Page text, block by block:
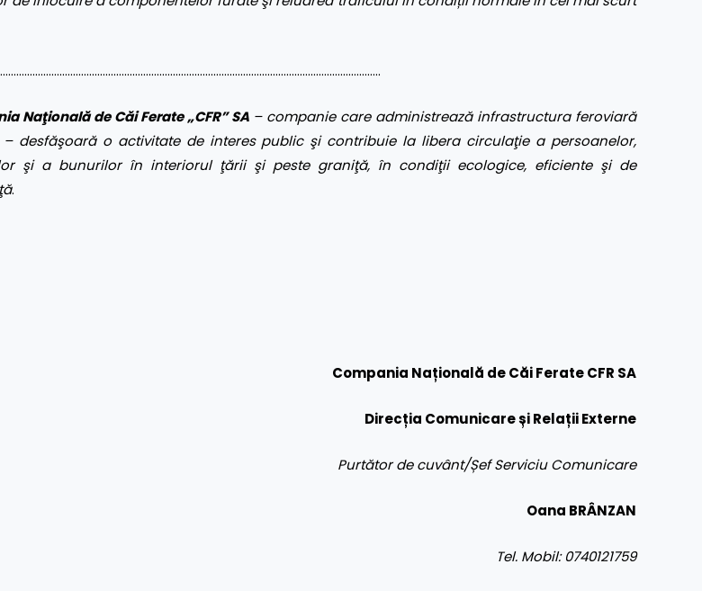
Naţională de Căi Ferate „CFR” SA – companie care administrează infrastructura feroviară
desfăşoară o activitate de interes public şi contribuie la libera circulaţie a persoanelor,
şi a bunurilor în interiorul ţării şi peste graniţă, în condiţii ecologice, eficiente şi de
.
Compania Națională de Căi Ferate CFR SA
Direcția Comunicare și Relații Externe
Purtător de cuvânt/Șef Serviciu Comunicare
Oana BRÂNZAN
Tel. Mobil: 0740121759